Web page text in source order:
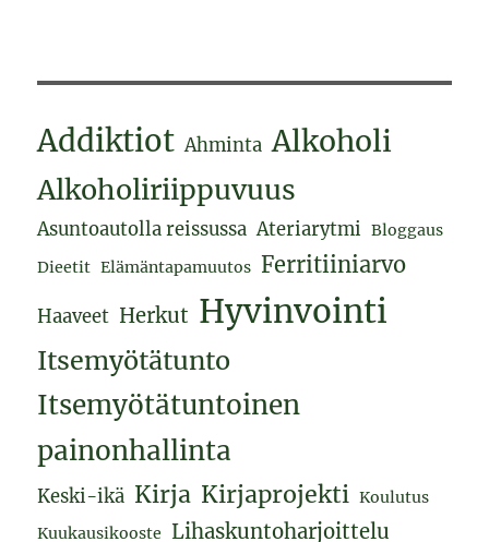
Addiktiot Ahminta Alkoholi
Alkoholiriippuvuus
Asuntoautolla reissussa Ateriarytmi Bloggaus
Dieetit Elämäntapamuutos Ferritiiniarvo
Haaveet Herkut Hyvinvointi
Itsemyötätunto
Itsemyötätuntoinen
painonhallinta
Keski-ikä Kirja Kirjaprojekti Koulutus
Kuukausikooste
Lihaskuntoharjoittelu